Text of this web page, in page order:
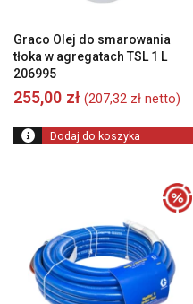
Graco Olej do smarowania
tłoka w agregatach TSL 1 L
206995
255,00 zł (207,32 zł netto)
Dodaj do koszyka